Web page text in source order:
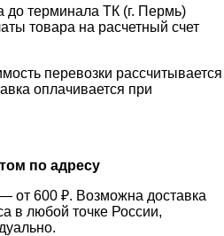
до терминала ТК (г. Пермь)
товара на расчетный счет
перевозки рассчитывается
оплачивается при
по адресу
от 600 ₽. Возможна доставка
в любой точке России,